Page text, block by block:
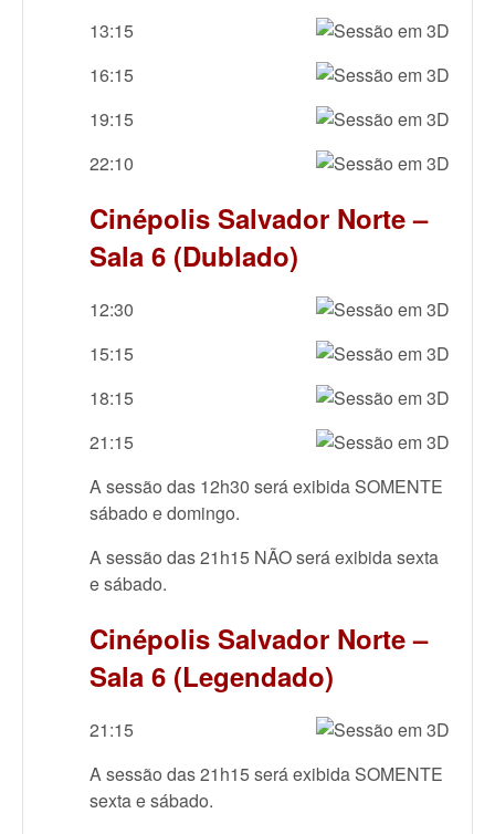
13:15
16:15
19:15
22:10
Cinépolis Salvador Norte –
Sala 6 (Dublado)
12:30
15:15
18:15
21:15
A sessão das 12h30 será exibida SOMENTE
sábado e domingo.
A sessão das 21h15 NÃO será exibida sexta
e sábado.
Cinépolis Salvador Norte –
Sala 6 (Legendado)
21:15
A sessão das 21h15 será exibida SOMENTE
sexta e sábado.